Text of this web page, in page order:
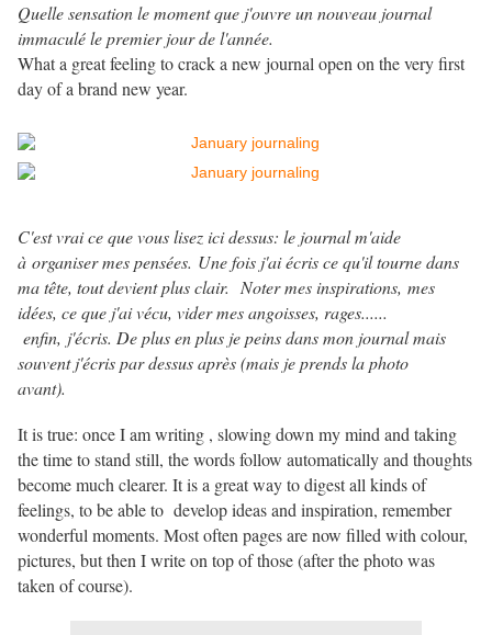
Quelle sensation le moment que j'ouvre un nouveau journal
immaculé le premier jour de l'année.
What a great feeling to crack a new journal open on the very first
day of a brand new year.
C'est vrai ce que vous lisez ici dessus: le journal m'aide
à organiser mes pensées. Une fois j'ai écris ce qu'il tourne dans
ma tête, tout devient plus clair. Noter mes inspirations, mes
idées, ce que j'ai vécu, vider mes angoisses, rages......
enfin, j'écris. De plus en plus je peins dans mon journal mais
souvent j'écris par dessus après (mais je prends la photo
avant).
It is true: once I am writing , slowing down my mind and taking
the time to stand still, the words follow automatically and thoughts
become much clearer. It is a great way to digest all kinds of
feelings, to be able to develop ideas and inspiration, remember
wonderful moments. Most often pages are now filled with colour,
pictures, but then I write on top of those (after the photo was
taken of course).